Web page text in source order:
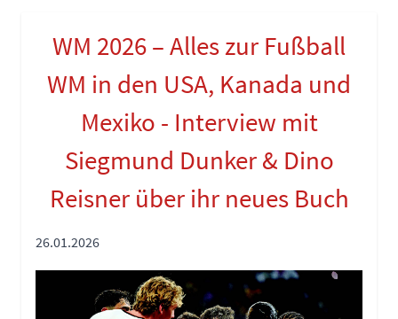
WM 2026 – Alles zur Fußball
WM in den USA, Kanada und
Mexiko - Interview mit
Siegmund Dunker & Dino
Reisner über ihr neues Buch
26.01.2026